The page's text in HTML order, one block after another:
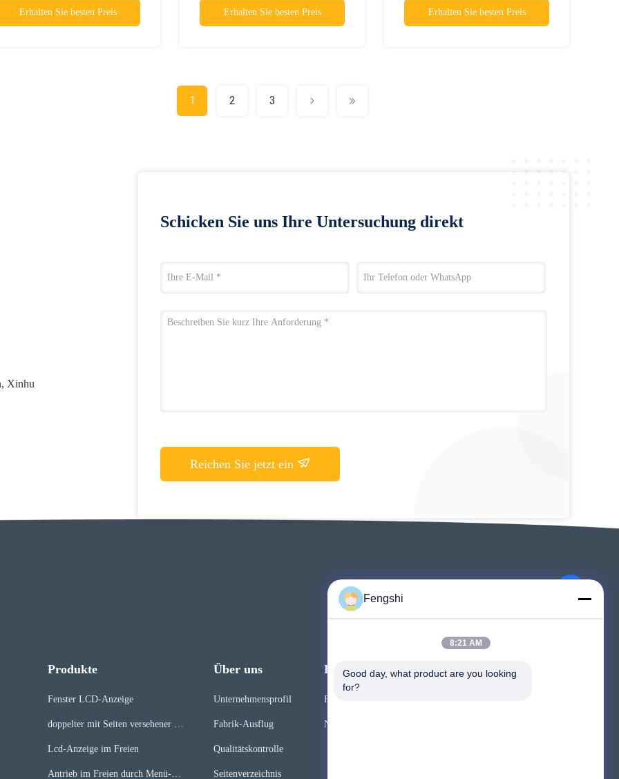
Erhalten Sie besten Preis Erhalten Sie besten Preis Erhalten Sie besten Preis
1 2 3
Xinhu
Schicken Sie uns Ihre Untersuchung direkt
Reichen Sie jetzt ein
Produkte
Fenster LCD-Anzeige
doppelter mit Seiten versehener lcd
Lcd-Anzeige im Freien
Antrieb im Freien durch Menü-Bre
Über uns
Unternehmensprofil
Fabrik-Ausflug
Qualitätskontrolle
Seitenverzeichnis
Ereignisse
Fälle
Nachrichten
Fordern Sie ein Zitat
Fengshi
8:21 AM
Good day, what product are you looking
for?